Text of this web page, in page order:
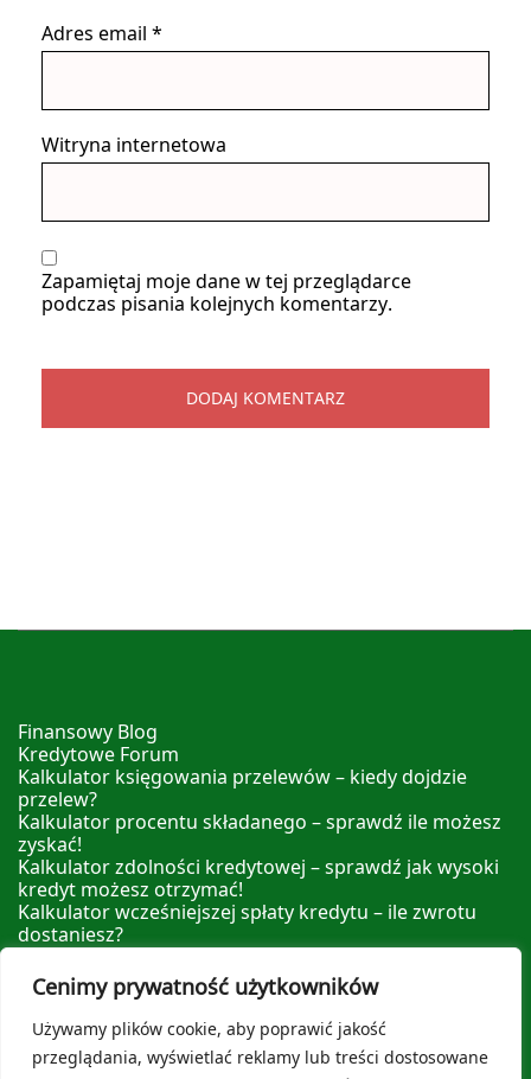
Cenimy prywatność użytkowników
Używamy plików cookie, aby poprawić jakość
przeglądania, wyświetlać reklamy lub treści dostosowane
Adres email *
Witryna internetowa
Zapamiętaj moje dane w tej przeglądarce
podczas pisania kolejnych komentarzy.
Finansowy Blog
Kredytowe Forum
Kalkulator księgowania przelewów – kiedy dojdzie
przelew?
Kalkulator procentu składanego – sprawdź ile możesz
zyskać!
Kalkulator zdolności kredytowej – sprawdź jak wysoki
kredyt możesz otrzymać!
Kalkulator wcześniejszej spłaty kredytu – ile zwrotu
dostaniesz?
zyskać nadpłacając!
Leksykon Finansowy
Polityka prywatności
O nas